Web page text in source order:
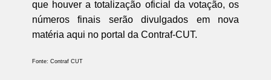
que houver a totalização oficial da votação, os
números finais serão divulgados em nova
matéria aqui no portal da Contraf-CUT.
Fonte: Contraf CUT